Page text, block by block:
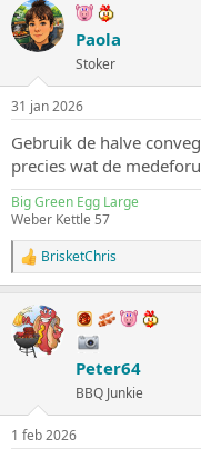
r
d
e
i
n
g
e
n
:
Paola
Stoker
31 jan 2026
Gebruik de halve
precies wat de
Big Green Egg Large
Weber Kettle 57
W
a
r
d
e
e
BrisketChris
Peter64
BBQ Junkie
1 feb 2026